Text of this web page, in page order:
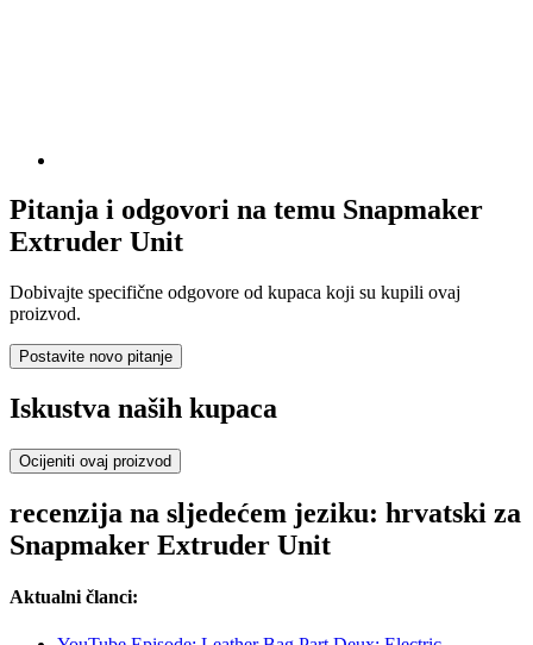
Pitanja i odgovori na temu Snapmaker
Extruder Unit
Dobivajte specifične odgovore od kupaca koji su kupili ovaj
proizvod.
Postavite novo pitanje
Iskustva naših kupaca
Ocijeniti ovaj proizvod
recenzija na sljedećem jeziku: hrvatski za
Snapmaker Extruder Unit
Aktualni članci: